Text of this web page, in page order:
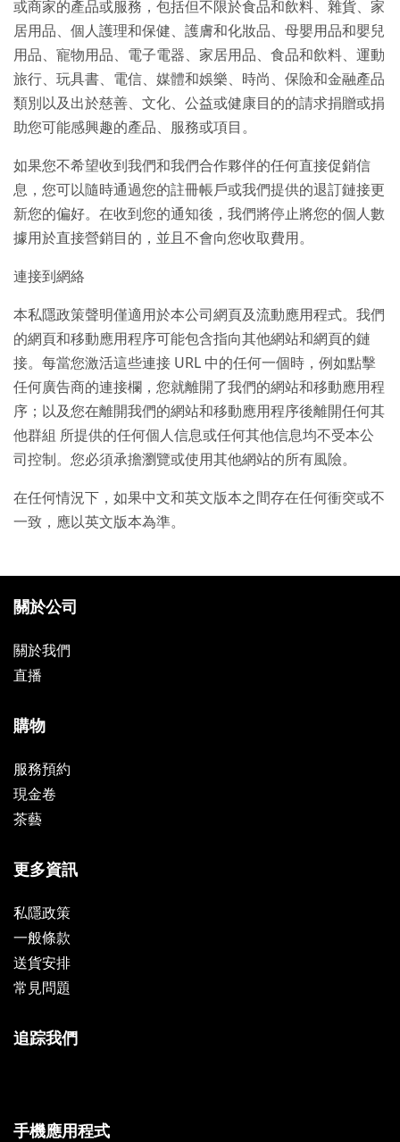
或商家的產品或服務，包括但不限於食品和飲料、雜貨、家
居用品、個人護理和保健、護膚和化妝品、母嬰用品和嬰兒
用品、寵物用品、電子電器、家居用品、食品和飲料、運動
旅行、玩具書、電信、媒體和娛樂、時尚、保險和金融產品
類別以及出於慈善、文化、公益或健康目的的請求捐贈或捐
助您可能感興趣的產品、服務或項目。
如果您不希望收到我們和我們合作夥伴的任何直接促銷信
息，您可以隨時通過您的註冊帳戶或我們提供的退訂鏈接更
新您的偏好。在收到您的通知後，我們將停止將您的個人數
據用於直接營銷目的，並且不會向您收取費用。
連接到網絡
本私隱政策聲明僅適用於本公司網頁及流動應用程式。我們
的網頁和移動應用程序可能包含指向其他網站和網頁的鏈
接。每當您激活這些連接 URL 中的任何一個時，例如點擊
任何廣告商的連接欄，您就離開了我們的網站和移動應用程
序；以及您在離開我們的網站和移動應用程序後離開任何其
他群組 所提供的任何個人信息或任何其他信息均不受本公
司控制。您必須承擔瀏覽或使用其他網站的所有風險。
在任何情況下，如果中文和英文版本之間存在任何衝突或不
一致，應以英文版本為準。
關於公司
關於我們
直播
購物
服務預約
現金卷
茶藝
更多資訊
私隱政策
一般條款
送貨安排
常見問題
追踪我們
手機應用程式